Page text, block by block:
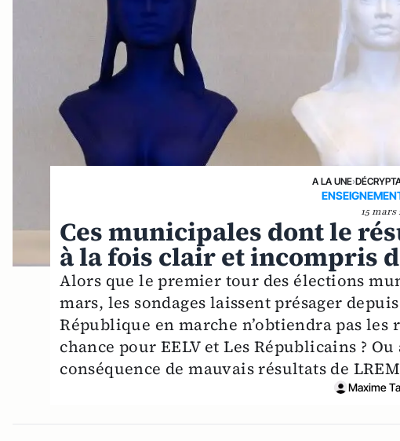
A LA UNE›
15 mars
Ces municipales dont le
à la fois clair et incompris
Alors que le premier tour des élections
mars, les sondages laissent présager
République en marche n’obtiendra pas les
chance pour EELV et Les Républicains ?
conséquence de mauvais résultats de
Maxime